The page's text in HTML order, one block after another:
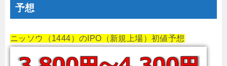
予想
ニッソウ（1444）のIPO（新規上場）初値予想